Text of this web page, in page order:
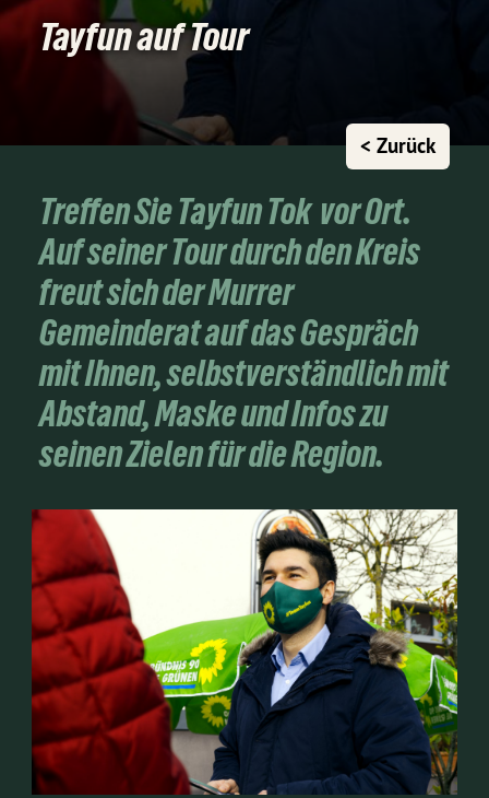
Tayfun auf Tour
< Zurück
Treffen Sie Tayfun Tok vor Ort.
Auf seiner Tour durch den Kreis
freut sich der Murrer
Gemeinderat auf das Gespräch
mit Ihnen, selbstverständlich mit
Abstand, Maske und Infos zu
seinen Zielen für die Region.